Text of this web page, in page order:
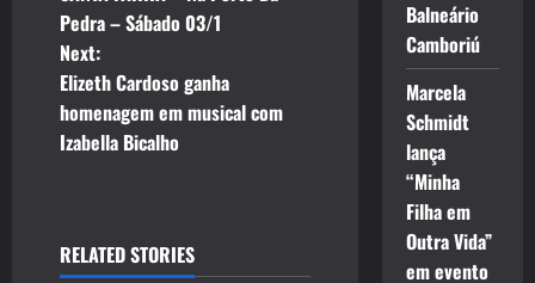
s
t
n
a
i
Pedra – Sábado 03/1
Next:
Elizeth Cardoso ganha
homenagem em musical com
Izabella Bicalho
RELATED STORIES
Balneário
Camboriú
Marcela
Schmidt
lança
“Minha
Filha em
Outra Vida”
em evento